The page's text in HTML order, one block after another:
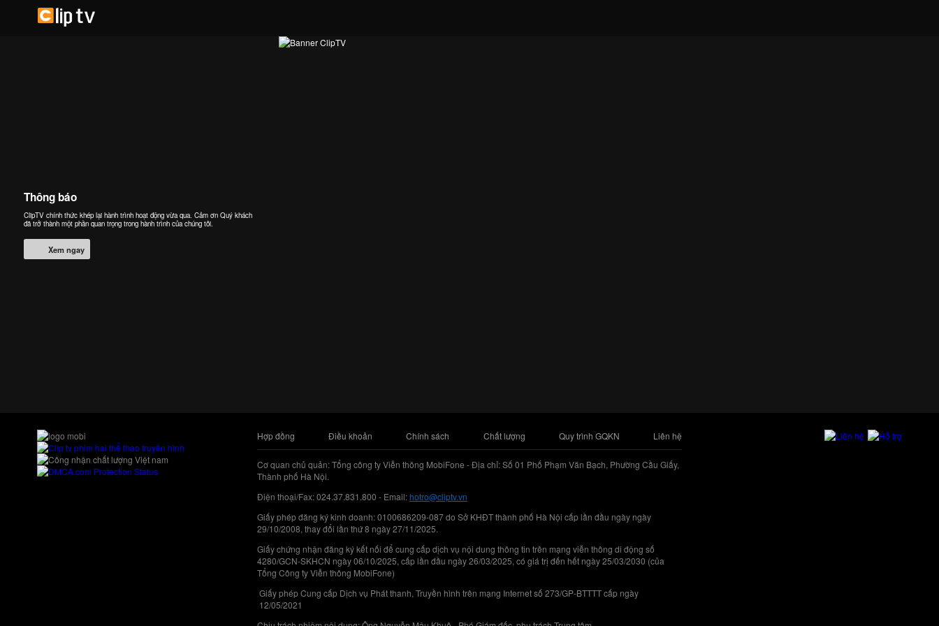
Thông báo
ClipTV chính thức khép lại hành trình hoạt động vừa qua. Cảm ơn Quý khách
đã trở thành một phần quan trọng trong hành trình của chúng tôi.
Xem ngay
Hợp đồng Điều khoản Chính sách Chất lượng Quy trình GQKN Liên hệ
Cơ quan chủ quản: Tổng công ty Viễn thông MobiFone - Địa chỉ: Số 01 Phố Phạm Văn Bạch, Phường Cầu Giấy,
Thành phố Hà Nội.
Điện thoại/Fax: 024.37.831.800 - Email:hotro@cliptv.vn
Giấy phép đăng ký kinh doanh: 0100686209-087 do Sở KHĐT thành phố Hà Nội cấp lần đầu ngày ngày
29/10/2008, thay đổi lần thứ 8 ngày 27/11/2025.
Giấy chứng nhận đăng ký kết nối để cung cấp dịch vụ nội dung thông tin trên mạng viễn thông di động số
4280/GCN-SKHCN ngày 06/10/2025, cấp lần đầu ngày 26/03/2025, có giá trị đến hết ngày 25/03/2030 (của
Tổng Công ty Viễn thông MobiFone)
Giấy phép Cung cấp Dịch vụ Phát thanh, Truyền hình trên mạng Internet số 273/GP-BTTTT cấp ngày
12/05/2021